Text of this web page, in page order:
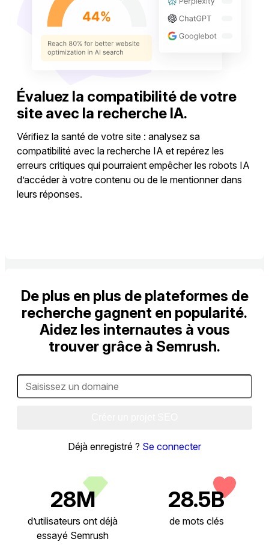
Évaluez la compatibilité de votre
site avec la recherche IA.
Vérifiez la santé de votre site : analysez sa
compatibilité avec la recherche IA et repérez les
erreurs critiques qui pourraient empêcher les robots IA
d’accéder à votre contenu ou de le mentionner dans
leurs réponses.
De plus en plus de plateformes de
recherche gagnent en popularité.
Aidez les internautes à vous
trouver grâce à Semrush.
Déjà enregistré ? Se connecter
28M
d’utilisateurs ont déjà
essayé Semrush
28.5B
de mots clés